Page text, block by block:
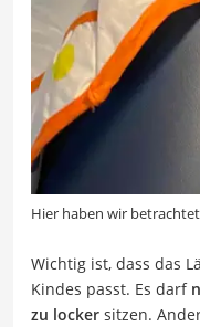
Hier haben wir
Wichtig ist, dass das
Kindes passt. Es darf
zu locker sitzen.